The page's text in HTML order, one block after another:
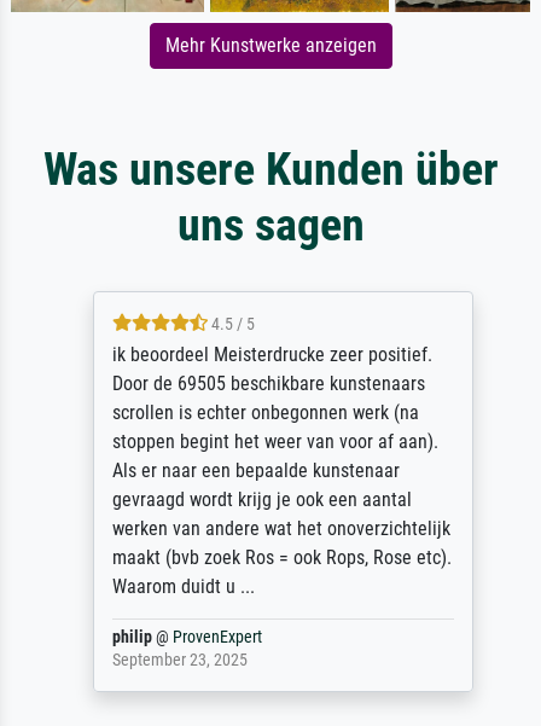
Mehr Kunstwerke anzeigen
Was unsere Kunden über
uns sagen
4.5 / 5
ik beoordeel Meisterdrucke zeer positief.
Door de 69505 beschikbare kunstenaars
scrollen is echter onbegonnen werk (na
stoppen begint het weer van voor af aan).
Als er naar een bepaalde kunstenaar
gevraagd wordt krijg je ook een aantal
werken van andere wat het onoverzichtelijk
maakt (bvb zoek Ros = ook Rops, Rose etc).
Waarom duidt u ...
philip@ProvenExpert
September 23, 2025